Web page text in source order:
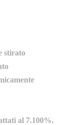
stirato
al 7.100%.